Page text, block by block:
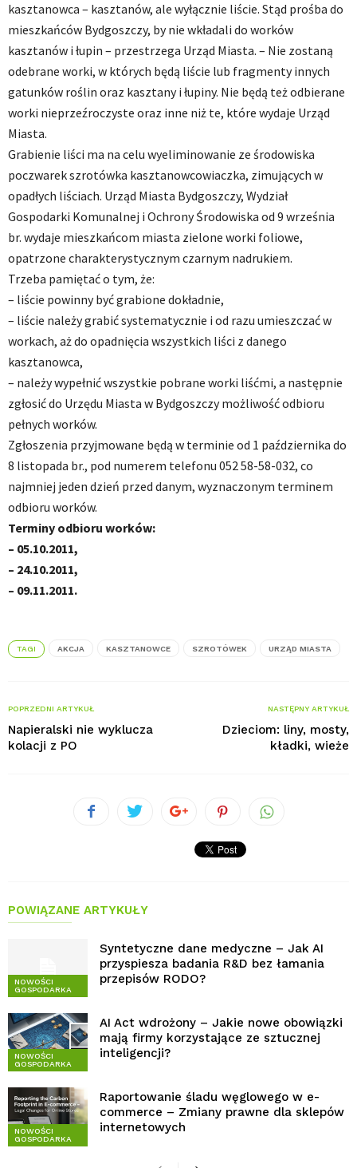
kasztanowca – kasztanów, ale wyłącznie liście. Stąd prośba do
mieszkańców Bydgoszczy, by nie wkładali do worków
kasztanów i łupin – przestrzega Urząd Miasta. – Nie zostaną
odebrane worki, w których będą liście lub fragmenty innych
gatunków roślin oraz kasztany i łupiny. Nie będą też odbierane
worki nieprzeźroczyste oraz inne niż te, które wydaje Urząd
Miasta.
Grabienie liści ma na celu wyeliminowanie ze środowiska
poczwarek szrotówka kasztanowcowiaczka, zimujących w
opadłych liściach. Urząd Miasta Bydgoszczy, Wydział
Gospodarki Komunalnej i Ochrony Środowiska od 9 września
br. wydaje mieszkańcom miasta zielone worki foliowe,
opatrzone charakterystycznym czarnym nadrukiem.
Trzeba pamiętać o tym, że:
– liście powinny być grabione dokładnie,
– liście należy grabić systematycznie i od razu umieszczać w
workach, aż do opadnięcia wszystkich liści z danego
kasztanowca,
– należy wypełnić wszystkie pobrane worki liśćmi, a następnie
zgłosić do Urzędu Miasta w Bydgoszczy możliwość odbioru
pełnych worków.
Zgłoszenia przyjmowane będą w terminie od 1 października do
8 listopada br., pod numerem telefonu 052 58-58-032, co
najmniej jeden dzień przed danym, wyznaczonym terminem
odbioru worków.
Terminy odbioru worków:
– 05.10.2011,
– 24.10.2011,
– 09.11.2011.
TAGI AKCJA KASZTANOWCE SZROTÓWEK URZĄD MIASTA
POPRZEDNI ARTYKUŁ
Napieralski nie wyklucza
kolacji z PO
NASTĘPNY ARTYKUŁ
Dzieciom: liny, mosty,
kładki, wieże
POWIĄZANE ARTYKUŁY
NOWOŚCI
GOSPODARKA
Syntetyczne dane medyczne – Jak AI
przyspiesza badania R&D bez łamania
przepisów RODO?
NOWOŚCI
GOSPODARKA
AI Act wdrożony – Jakie nowe obowiązki
mają firmy korzystające ze sztucznej
inteligencji?
NOWOŚCI
GOSPODARKA
Raportowanie śladu węglowego w e-
commerce – Zmiany prawne dla sklepów
internetowych